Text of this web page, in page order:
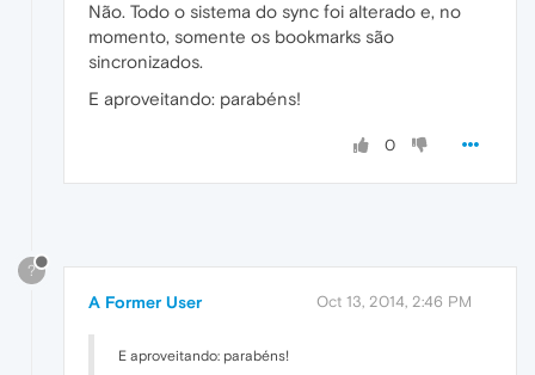
Não. Todo o sistema do sync foi alterado e, no
momento, somente os bookmarks são
sincronizados.
E aproveitando: parabéns!
0
?
A Former User Oct 13, 2014, 2:46 PM
E aproveitando: parabéns!